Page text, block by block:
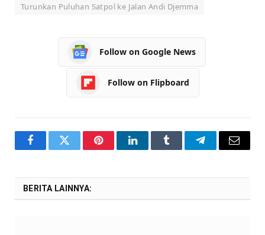
Turunkan Puluhan Satpol ke Jalan Andi Djemma
Follow on Google News
Follow on Flipboard
FacebookTwitter PinterestLinkedInTumblr TelegramEmail
BERITA LAINNYA: